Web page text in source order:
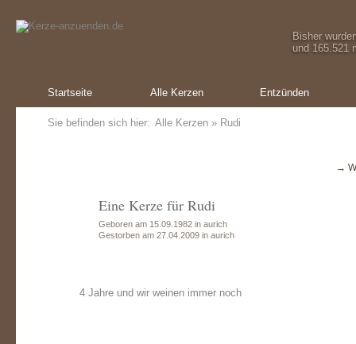
Bisher
und 165.521
Startseite Alle Kerzen Entzünden
Sie befinden sich hier: Alle Kerzen » Rudi
→
Eine Kerze für Rudi
Geboren am 15.09.1982 in aurich
Gestorben am 27.04.2009 in aurich
4 Jahre und wir weinen immer noch